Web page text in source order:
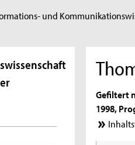
und
Gefiltert
1998,